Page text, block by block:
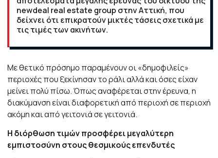
newdeal real estate group στην Αττική, που
δείχνει ότι επικρατούν μικτές τάσεις σχετικά με
τις τιμές των ακινήτων.
Με θετικό πρόσημο παραμένουν οι «δημοφιλείς»
περιοχές που ξεκίνησαν το ράλι αλλά και όσες είχαν
μείνει πολύ πίσω. Όπως αναφέρεται στην έρευνα, η
διακύμανση είναι διαφορετική από περιοχή σε περιοχή
ακόμη και από γειτονιά σε γειτονιά.
Η διόρθωση τιμών προσφέρει μεγαλύτερη
εμπιστοσύνη στους θεσμικούς επενδυτές